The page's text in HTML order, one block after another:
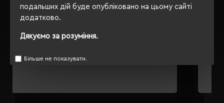
подальших дій буде опубліковано на цьому сайті
додатково.
Дякуємо за розуміння.
Більше не показувати.